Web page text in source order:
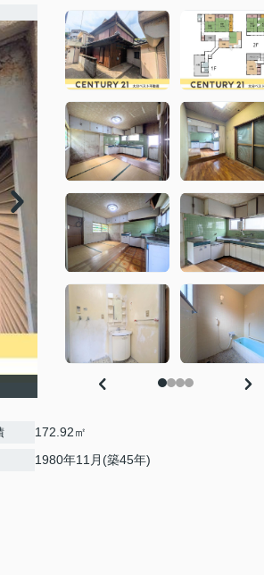
172.92㎡
1980年11月(築45年)